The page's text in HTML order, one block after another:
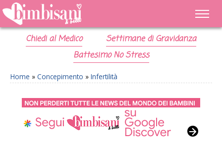
Chiedi al Medico
Settimane di Gravidanza
Battesimo No Stress
Home » Concepimento » Infertilità